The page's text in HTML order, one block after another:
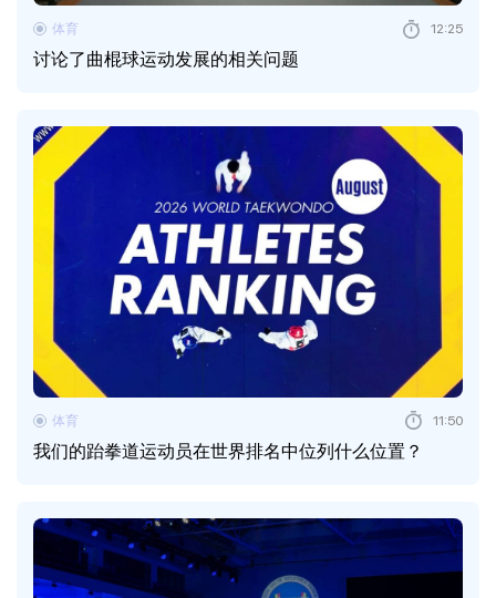
讨论了曲棍球运动发展的相关问题
体育 12:25
我们的跆拳道运动员在世界排名中位列什么位置？
体育 11:50